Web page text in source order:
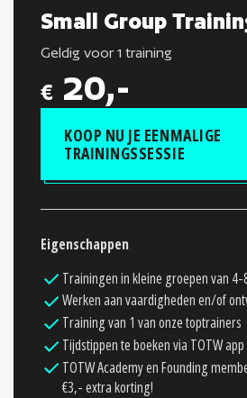
Small Group
Geldig voor 1 training
€ 20,-
KOOP NU JE EENMALIGE
TRAININGSSESSIE
Eigenschappen
Trainingen in kleine groepen van 4-
Werken aan vaardigheden en/of
Training van 1 van onze toptrainers
Tijdstippen te boeken via TOTW app
TOTW Academy en Founding
€3,- extra korting!